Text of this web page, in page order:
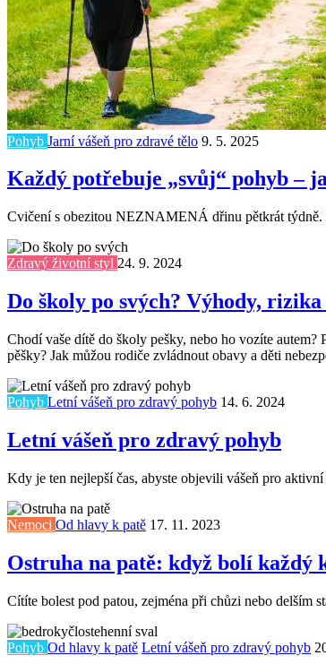
Pohyb Jarní vášeň pro zdravé tělo 9. 5. 2025
Každý potřebuje „svůj“ pohyb –
Cvičení s obezitou NEZNAMENÁ dřinu pětkrát týdně.
Zdravý životní styl 24. 9. 2024
Do školy po svých? Výhody,
Chodí vaše dítě do školy pešky, nebo ho vozíte
pěšky? Jak můžou rodiče zvládnout obavy a děti
Pohyb Letní vášeň pro zdravý pohyb 14. 6. 2024
Letní vášeň pro zdravý pohyb
Kdy je ten nejlepší čas, abyste objevili vášeň pro
Nemoci Od hlavy k patě 17. 11. 2023
Ostruha na patě: když bolí každý
Cítíte bolest pod patou, zejména při chůzi nebo delším
Pohyb Od hlavy k patě Letní vášeň pro zdravý pohyb